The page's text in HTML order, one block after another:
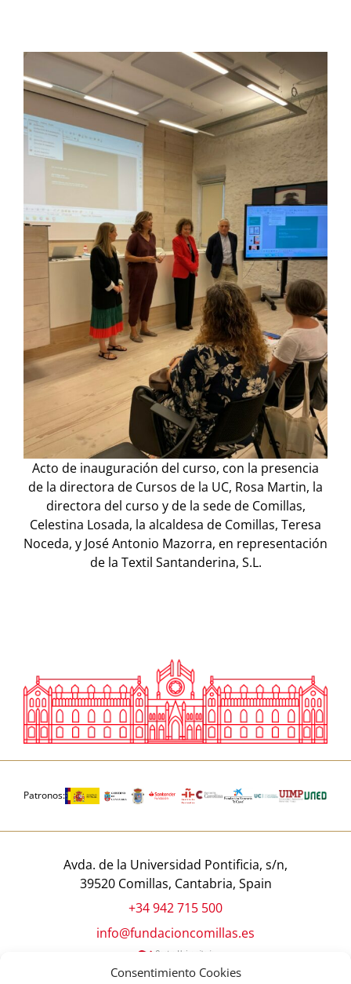
Consentimiento Cookies
Acto de inauguración del curso, con la presencia
de la directora de Cursos de la UC, Rosa Martin, la
directora del curso y de la sede de Comillas,
Celestina Losada, la alcaldesa de Comillas, Teresa
Noceda, y José Antonio Mazorra, en representación
de la Textil Santanderina, S.L.
Patronos:
Avda. de la Universidad Pontificia, s/n,
39520 Comillas, Cantabria, Spain
+34 942 715 500
info@fundacioncomillas.es